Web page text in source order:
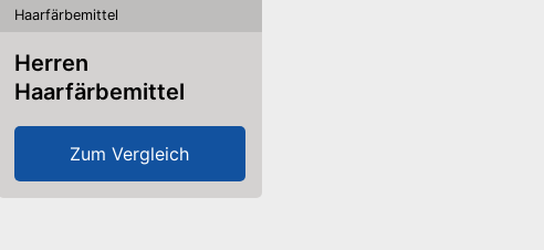
Haarfärbemittel
Herren
Haarfärbemittel
Zum Vergleich